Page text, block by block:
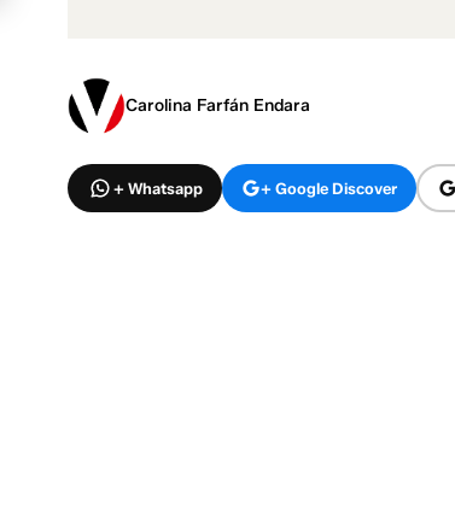
Carolina Farfán Endara
+ Whatsapp + Google Discover